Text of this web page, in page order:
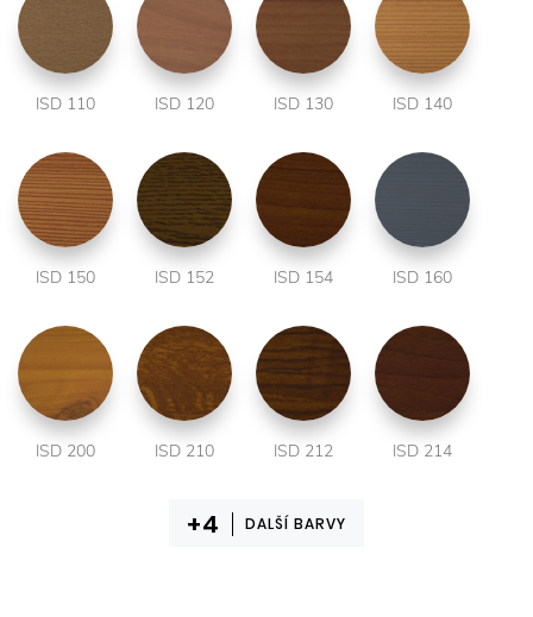
ISD 110 ISD 120 ISD 130 ISD 140
ISD 150 ISD 152 ISD 154 ISD 160
ISD 200 ISD 210 ISD 212 ISD 214
DALŠÍ BARVY